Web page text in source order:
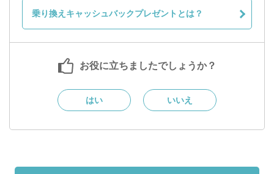
乗り換えキャッシュバックプレゼントとは？
お役に立ちましたでしょうか？
はい いいえ